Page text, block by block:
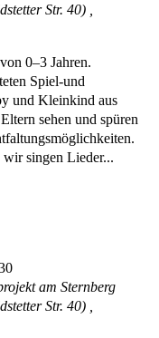
Str. 40) ,
0–3 Jahren.
Spiel-und
und Kleinkind aus
sehen und spüren
singen Lieder...
am Sternberg
Str. 40) ,